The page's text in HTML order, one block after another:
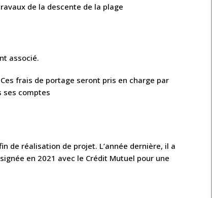
de la descente de la plage
associé.
frais de portage seront pris en charge par
ses comptes
de réalisation de projet. L’année dernière, il a
en 2021 avec le Crédit Mutuel pour une